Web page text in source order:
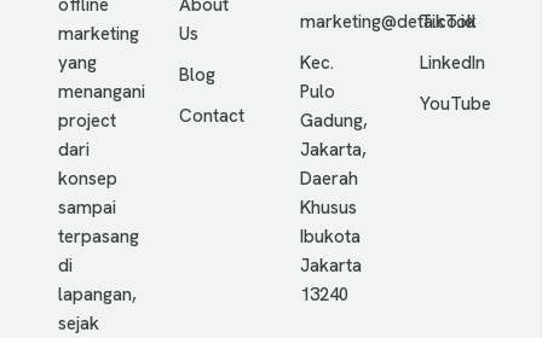
marketing
yang
menangani
project
dari
konsep
sampai
terpasang
di
lapangan,
sejak
Us
Blog
Contact
marketing@deta.co.id
Kec.
Pulo
Gadung,
Jakarta,
Daerah
Khusus
Ibukota
Jakarta
13240
TikTok
LinkedIn
YouTube